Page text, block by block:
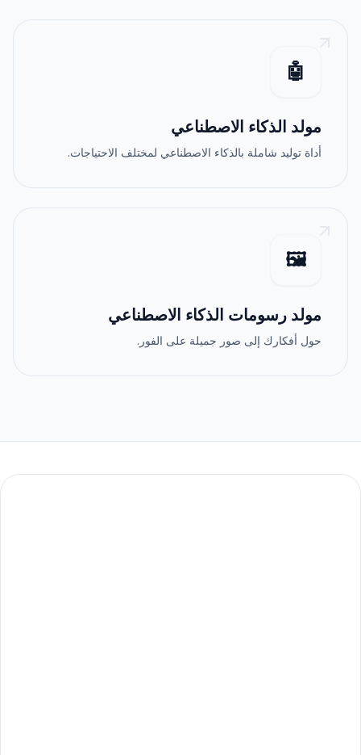
🤖
مولد الذكاء الاصطناعي
أداة توليد شاملة بالذكاء الاصطناعي لمختلف الاحتياجات.
🖼️
مولد رسومات الذكاء الاصطناعي
حول أفكارك إلى صور جميلة على الفور.